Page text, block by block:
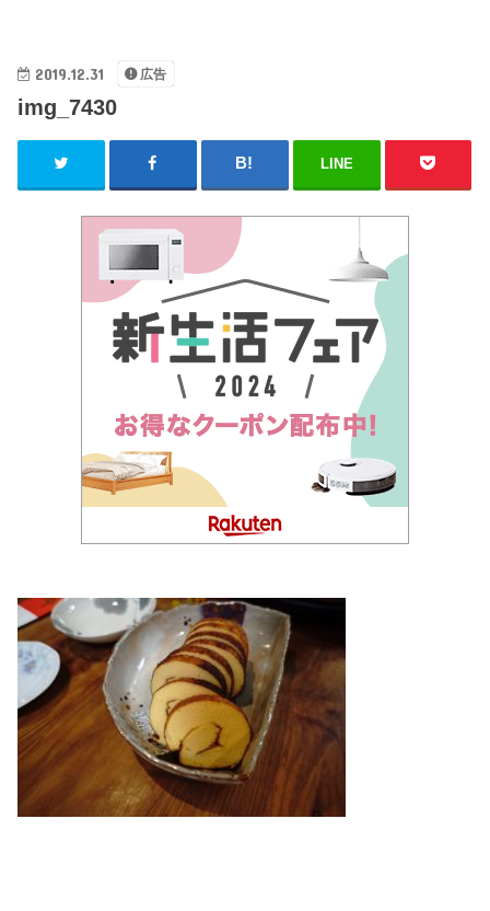
2019.12.31 広告
img_7430
LINE